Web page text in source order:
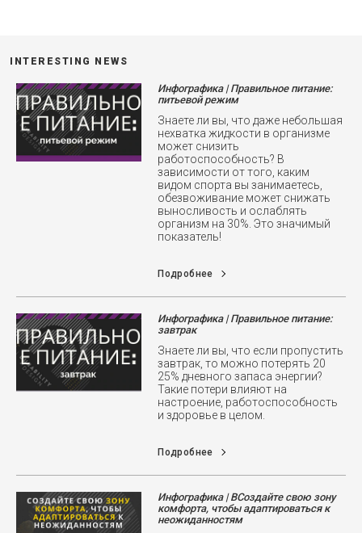
INTERESTING NEWS
Инфографика | Правильное питание:
питьевой режим
Знаете ли вы, что даже небольшая
нехватка жидкости в организме
может снизить
работоспособность? В
зависимости от того, каким
видом спорта вы занимаетесь,
обезвоживание может снижать
выносливость и ослаблять
организм на 30%. Это значимый
показатель!
Подробнее
Инфографика | Правильное питание:
завтрак
Знаете ли вы, что если пропустить
завтрак, то можно потерять 20
25% дневного запаса энергии?
Такие потери влияют на
настроение, работоспособность
и здоровье в целом.
Подробнее
Инфографика | ВСоздайте свою зону
комфорта, чтобы адаптироваться к
неожиданностям